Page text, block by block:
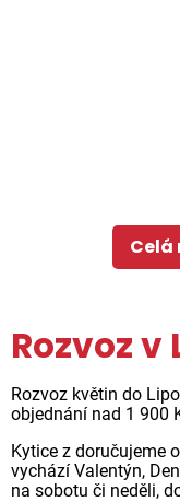
Celá
Rozvoz
Rozvoz květin do
objednání nad 1 900
Kytice z doručujeme
vychází Valentýn,
na sobotu či neděli,